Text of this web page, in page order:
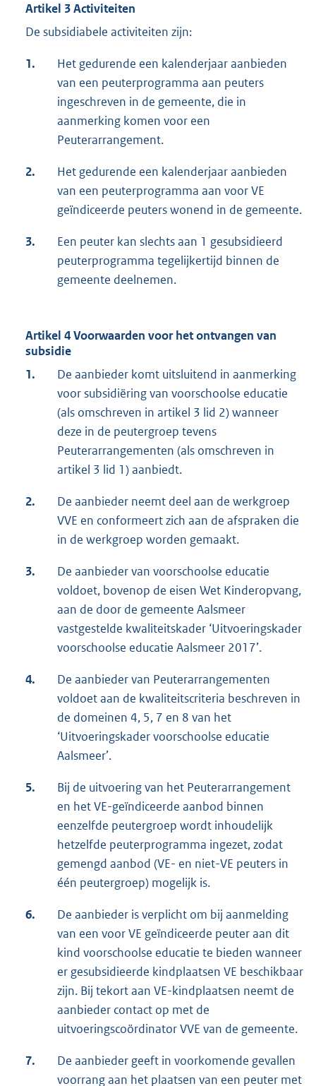
Artikel 3 Activiteiten
De subsidiabele activiteiten zijn:
1.
Het gedurende een kalenderjaar aanbieden
van een peuterprogramma aan peuters
ingeschreven in de gemeente, die in
aanmerking komen voor een
Peuterarrangement.
2.
Het gedurende een kalenderjaar aanbieden
van een peuterprogramma aan voor VE
geïndiceerde peuters wonend in de gemeente.
3.
Een peuter kan slechts aan 1 gesubsidieerd
peuterprogramma tegelijkertijd binnen de
gemeente deelnemen.
Artikel 4 Voorwaarden voor het ontvangen van
subsidie
1.
De aanbieder komt uitsluitend in aanmerking
voor subsidiëring van voorschoolse educatie
(als omschreven in artikel 3 lid 2) wanneer
deze in de peutergroep tevens
Peuterarrangementen (als omschreven in
artikel 3 lid 1) aanbiedt.
2.
De aanbieder neemt deel aan de werkgroep
VVE en conformeert zich aan de afspraken die
in de werkgroep worden gemaakt.
3.
De aanbieder van voorschoolse educatie
voldoet, bovenop de eisen Wet Kinderopvang,
aan de door de gemeente Aalsmeer
vastgestelde kwaliteitskader ‘Uitvoeringskader
voorschoolse educatie Aalsmeer 2017’.
4.
De aanbieder van Peuterarrangementen
voldoet aan de kwaliteitscriteria beschreven in
de domeinen 4, 5, 7 en 8 van het
‘Uitvoeringskader voorschoolse educatie
Aalsmeer’.
5.
Bij de uitvoering van het Peuterarrangement
en het VE-geïndiceerde aanbod binnen
eenzelfde peutergroep wordt inhoudelijk
hetzelfde peuterprogramma ingezet, zodat
gemengd aanbod (VE- en niet-VE peuters in
één peutergroep) mogelijk is.
6.
De aanbieder is verplicht om bij aanmelding
van een voor VE geïndiceerde peuter aan dit
kind voorschoolse educatie te bieden wanneer
er gesubsidieerde kindplaatsen VE beschikbaar
zijn. Bij tekort aan VE-kindplaatsen neemt de
aanbieder contact op met de
uitvoeringscoördinator VVE van de gemeente.
7.
De aanbieder geeft in voorkomende gevallen
voorrang aan het plaatsen van een peuter met